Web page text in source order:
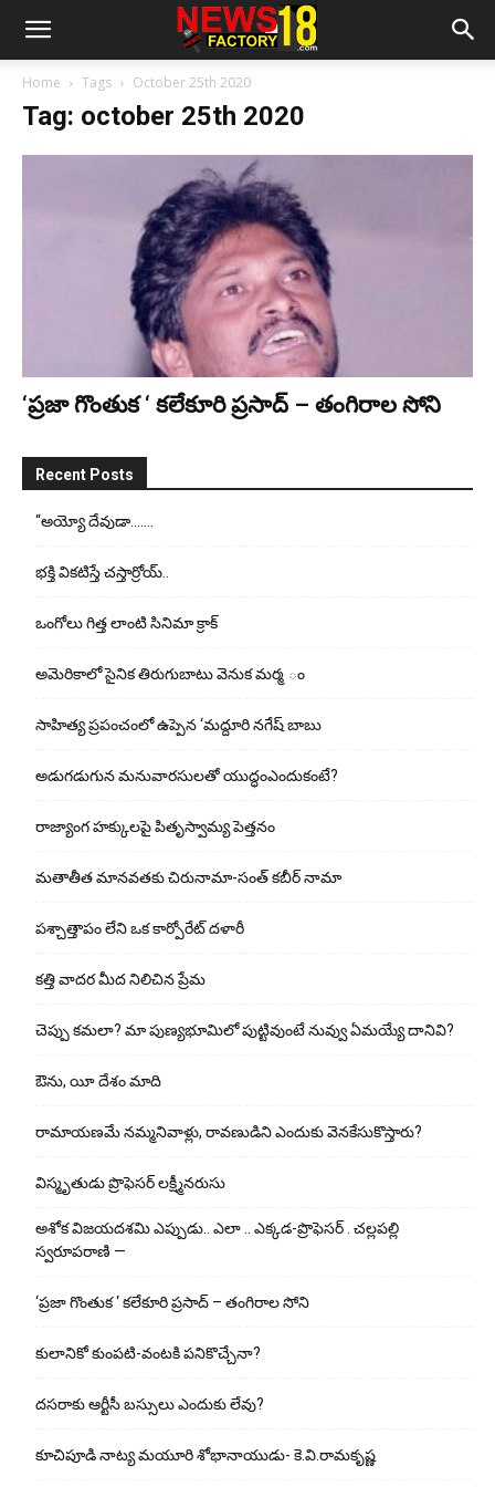
Home Tags October 25th 2020
Tag: october 25th 2020
‘ప్రజా గొంతుక ‘ కలేకూరి ప్రసాద్ – తంగిరాల సోని
Recent Posts
“అయ్యో దేవుడా…….
భ‌క్తి విక‌టిస్తే చ‌స్తార్రోయ్‌..
ఒంగోలు గిత్త లాంటి సినిమా క్రాక్
అమెరికాలో సైనిక తిరుగుబాటు వెనుక మర్మ ం
సాహిత్య ప్రపంచంలో ఉప్పెన ‘మద్దూరి నగేష్ బాబు
అడుగ‌డుగున మ‌నువార‌సుల‌తో యుద్ధంఎందుకంటే?
రాజ్యాంగ హక్కులపై పితృస్వామ్య పెత్తనం
మతాతీత మానవతకు చిరునామా-సంత్ కబీర్ నామా
పశ్చాత్తాపం లేని ఒక కార్పోరేట్ దళారీ
కత్తి వాదర మీద నిలిచిన ప్రేమ
చెప్పు క‌మ‌లా? మా పుణ్యభూమిలో పుట్టివుంటే నువ్వు ఏమయ్యే దానివి?
ఔను, యీ దేశం మాది
రామాయణమే నమ్మనివాళ్లు, రావణుడిని ఎందుకు వెనకేసుకొస్తారు?
విస్మృతుడు ప్రొఫెసర్ లక్ష్మీనరుసు
అశోక విజ‌య‌ద‌శ‌మి ఎప్పుడు.. ఎలా .. ఎక్క‌డ‌-ప్రొఫెసర్ . చల్లపల్లి
స్వరూపరాణి —
‘ప్రజా గొంతుక ‘ కలేకూరి ప్రసాద్ – తంగిరాల సోని
కులానికో కుంప‌టి-వంట‌కి ప‌నికొచ్చేనా?
ద‌స‌రాకు ఆర్టీసీ బ‌స్సులు ఎందుకు లేవు?
కూచిపూడి నాట్య మ‌యూరి శోభానాయుడు- కె.వి.రామకృష్ణ